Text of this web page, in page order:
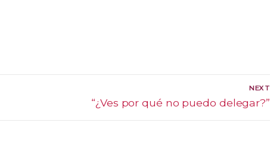
NEXT
Next
“¿Ves por qué no puedo delegar?”